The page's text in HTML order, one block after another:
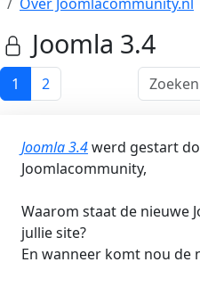
Joomla 3.4
1 2
Joomla 3.4werd gestart
Joomlacommunity,
Waarom staat de nieuwe
jullie site?
En wanneer komt nou de